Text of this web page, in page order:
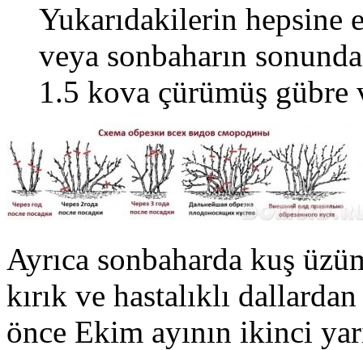
Yukarıdakilerin hepsine
veya sonbaharın
1.5 kova çürümüş
Ayrıca sonbaharda kuş
kırık ve hastalıklı
önce Ekim ayının ikinci